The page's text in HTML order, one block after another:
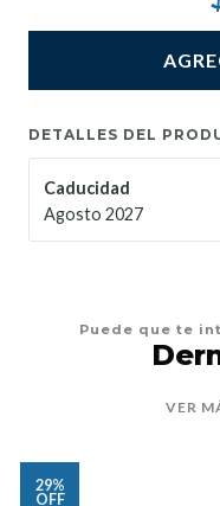
DETALLES DEL
Caducidad
Agosto 2027
Puede que te
VER
29%
OFF